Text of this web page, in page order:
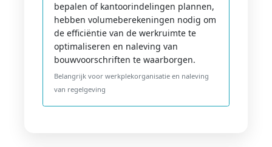
bepalen of kantoorindelingen plannen,
hebben volumeberekeningen nodig om
de efficiëntie van de werkruimte te
optimaliseren en naleving van
bouwvoorschriften te waarborgen.
Belangrijk voor werkplekorganisatie en naleving
van regelgeving